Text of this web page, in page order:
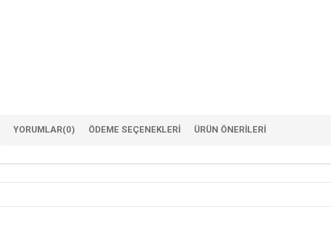
YORUMLAR(0) ÖDEME SEÇENEKLERI ÜRÜN ÖNERILERI